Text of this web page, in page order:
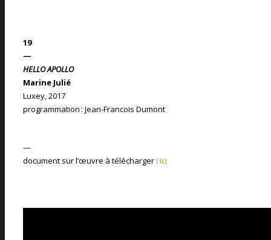
19
—
HELLO APOLLO
Marine Julié
Luxey, 2017
programmation : Jean-Francois Dumont
—
document sur l’œuvre à télécharger : ici